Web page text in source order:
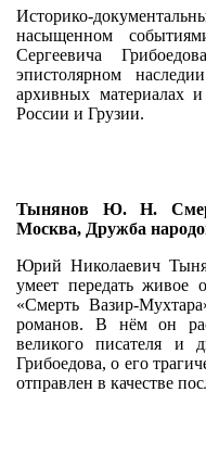
Историко-
насыщенном
Сергеевича
эпистолярном
архивных материалах
России и Грузии.
Тынянов Ю. Н.
Москва, Дружба
Юрий Николаевич
умеет передать
«Смерть Вазир-
романов. В нём он
великого писателя и
Грибоедова, о его
отправлен в качестве